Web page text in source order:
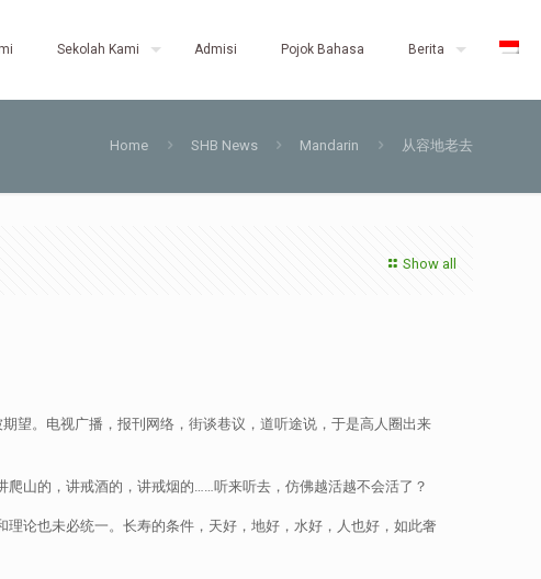
Sekolah Kami Admisi Pojok Bahasa Berita
Home SHB News Mandarin 从容地老去
Show all
望。电视广播，报刊网络，街谈巷议，道听途说，于是高人圈出来
山的，讲戒酒的，讲戒烟的……听来听去，仿佛越活越不会活了？
论也未必统一。长寿的条件，天好，地好，水好，人也好，如此奢